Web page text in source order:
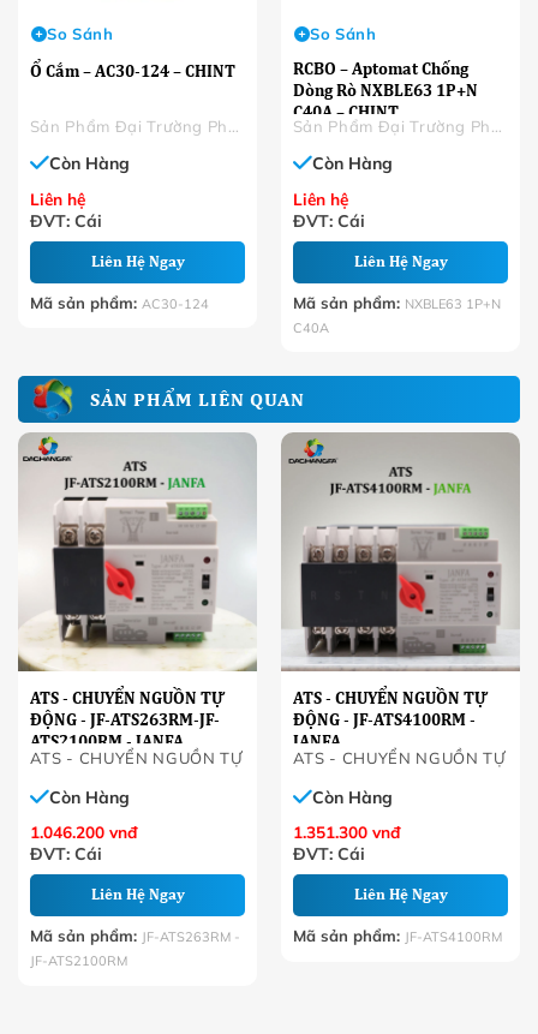
Ổ Cắm – AC30-124 – CHINT
So Sánh
Còn Hàng
Liên hệ
ĐVT: Cái
Liên Hệ Ngay
Mã sản phẩm: AC30-124
RCBO – Aptomat Chống
Dòng Rò NXBLE63 1P+N
C40A – CHINT
So Sánh
Còn Hàng
Liên hệ
ĐVT: Cái
Liên Hệ Ngay
Mã sản phẩm: NXBLE63 1P+N
C40A
SẢN PHẨM LIÊN QUAN
ATS - CHUYỂN NGUỒN TỰ ĐỘNG
ATS - CHUYỂN NGUỒN TỰ
ĐỘNG - JF-ATS263RM-JF-
ATS2100RM - JANFA
Còn Hàng
1.046.200 vnđ
ĐVT: Cái
Liên Hệ Ngay
Mã sản phẩm: JF-ATS263RM -
JF-ATS2100RM
ATS - CHUYỂN NGUỒN TỰ
ATS - CHUYỂN NGUỒN TỰ
ĐỘNG - JF-ATS4100RM -
JANFA
Còn Hàng
1.351.300 vnđ
ĐVT: Cái
Liên Hệ Ngay
Mã sản phẩm: JF-ATS4100RM